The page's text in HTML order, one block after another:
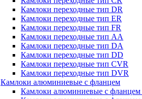
Камлоки переходные тип DR
Камлоки переходные тип ER
Камлоки переходные тип FR
Камлоки переходные тип AA
Камлоки переходные тип DA
Камлоки переходные тип DD
Камлоки переходные тип CVR
Камлоки переходные тип DVR
Камлоки алюминиевые с фланцем
Камлоки алюминиевые с фланцем